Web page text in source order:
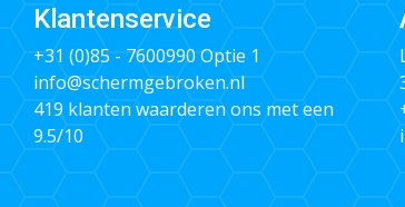
Klantenservice
+31 (0)85 - 7600990Optie 1
info@schermgebroken.nl
419 klanten waarderen ons met een
9.5/10